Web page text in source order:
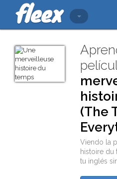
(The
Viendo la
histoire du
tu inglés